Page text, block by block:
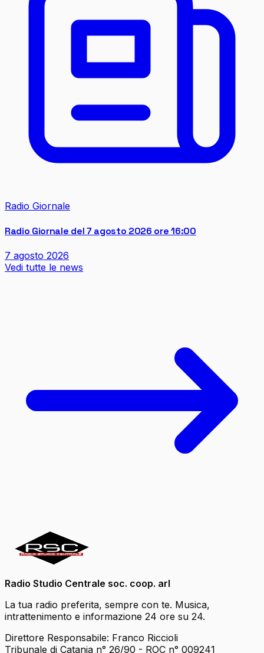
Radio Giornale
Radio Giornale del 7 agosto 2026 ore 16:00
7 agosto 2026
Vedi tutte le news
Radio Studio Centrale soc. coop. arl
La tua radio preferita, sempre con te. Musica,
intrattenimento e informazione 24 ore su 24.
Direttore Responsabile: Franco Riccioli
Tribunale di Catania n° 26/90 - ROC n° 009241